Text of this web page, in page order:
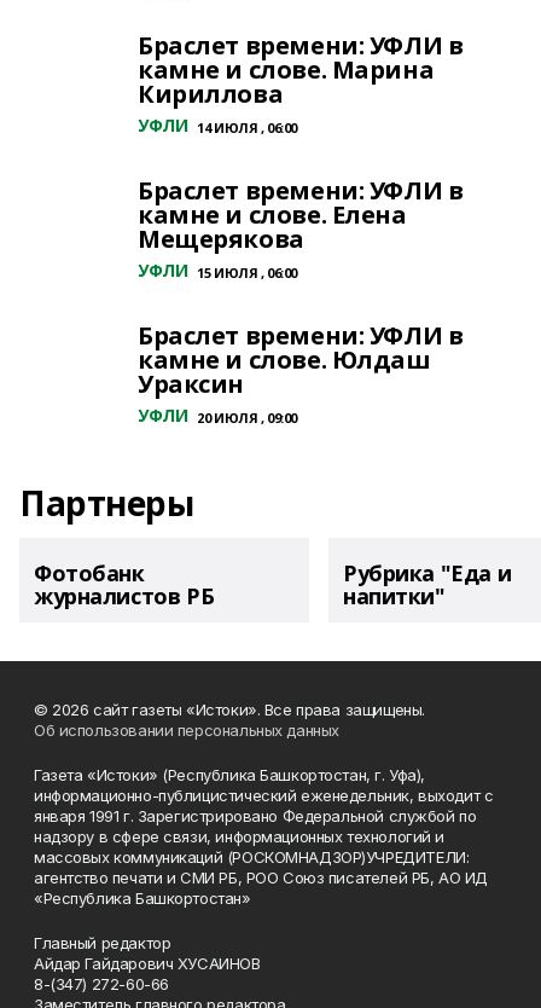
Браслет времени: УФЛИ в
камне и слове. Марина
Кириллова
УФЛИ 14 ИЮЛЯ , 06:00
Браслет времени: УФЛИ в
камне и слове. Елена
Мещерякова
УФЛИ 15 ИЮЛЯ , 06:00
Браслет времени: УФЛИ в
камне и слове. Юлдаш
Ураксин
УФЛИ 20 ИЮЛЯ , 09:00
Партнеры
Фотобанк
журналистов РБ
Рубрика "Еда и
напитки"
© 2026 сайт газеты «Истоки». Все права защищены.
Об использовании персональных данных
Газета «Истоки» (Республика Башкортостан, г. Уфа),
информационно-публицистический еженедельник, выходит с
января 1991 г. Зарегистрировано Федеральной службой по
надзору в сфере связи, информационных технологий и
массовых коммуникаций (РОСКОМНАДЗОР)УЧРЕДИТЕЛИ:
агентство печати и СМИ РБ, РОО Союз писателей РБ, АО ИД
«Республика Башкортостан»
Главный редактор
Айдар Гайдарович ХУСАИНОВ
8-(347) 272-60-66